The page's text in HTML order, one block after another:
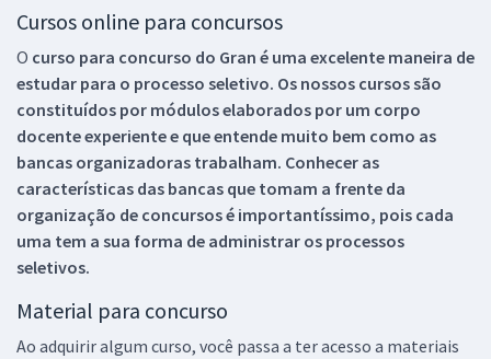
Cursos online para concursos
O curso para concurso do Gran é uma excelente maneira de
estudar para o processo seletivo. Os nossos cursos são
constituídos por módulos elaborados por um corpo
docente experiente e que entende muito bem como as
bancas organizadoras trabalham. Conhecer as
características das bancas que tomam a frente da
organização de concursos é importantíssimo, pois cada
uma tem a sua forma de administrar os processos
seletivos.
Material para concurso
Ao adquirir algum curso, você passa a ter acesso a materiais